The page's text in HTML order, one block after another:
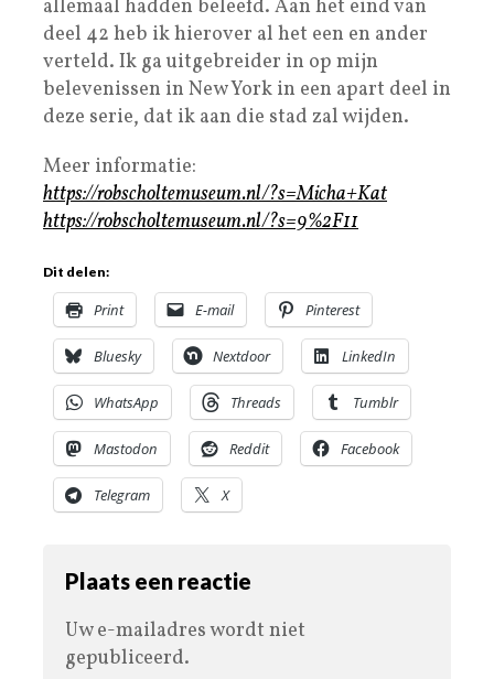
allemaal hadden beleefd. Aan het eind van
deel 42 heb ik hierover al het een en ander
verteld. Ik ga uitgebreider in op mijn
belevenissen in New York in een apart deel in
deze serie, dat ik aan die stad zal wijden.
Meer informatie:
https://robscholtemuseum.nl/?s=Micha+Kat
https://robscholtemuseum.nl/?s=9%2F11
Dit delen:
Print E-mail Pinterest
Bluesky Nextdoor LinkedIn
WhatsApp Threads Tumblr
Mastodon Reddit Facebook
Telegram X
Plaats een reactie
Uw e-mailadres wordt niet
gepubliceerd.